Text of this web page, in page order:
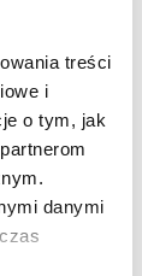
treści
i
o tym, jak
danymi